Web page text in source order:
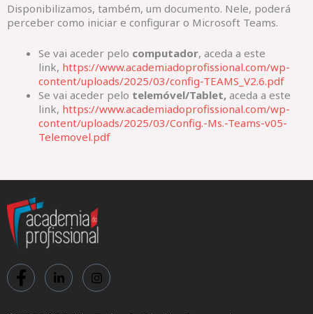
Disponibilizamos, também, um documento. Nele, poderá
perceber como iniciar e configurar o Microsoft Teams.
Se vai aceder pelo computador, aceda a este
link, https://www.academiadoprofissional.com/wp-
content/uploads/2025/03/config-TEAMS_V2.6.pdf
Se vai aceder pelo telemóvel/Tablet, aceda a este
link, https://www.academiadoprofissional.com/wp-
content/uploads/2025/03/Config.-Ms.-Teams-v05-
Telemovel.pdf